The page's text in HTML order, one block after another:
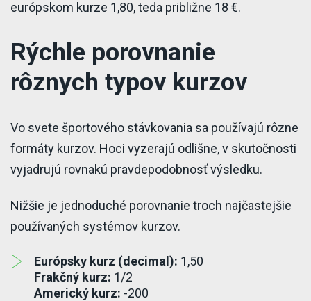
európskom kurze 1,80, teda približne 18 €.
Rýchle porovnanie
rôznych typov kurzov
Vo svete športového stávkovania sa používajú rôzne
formáty kurzov. Hoci vyzerajú odlišne, v skutočnosti
vyjadrujú rovnakú pravdepodobnosť výsledku.
Nižšie je jednoduché porovnanie troch najčastejšie
používaných systémov kurzov.
Európsky kurz (decimal): 1,50
Frakčný kurz: 1/2
Americký kurz: -200